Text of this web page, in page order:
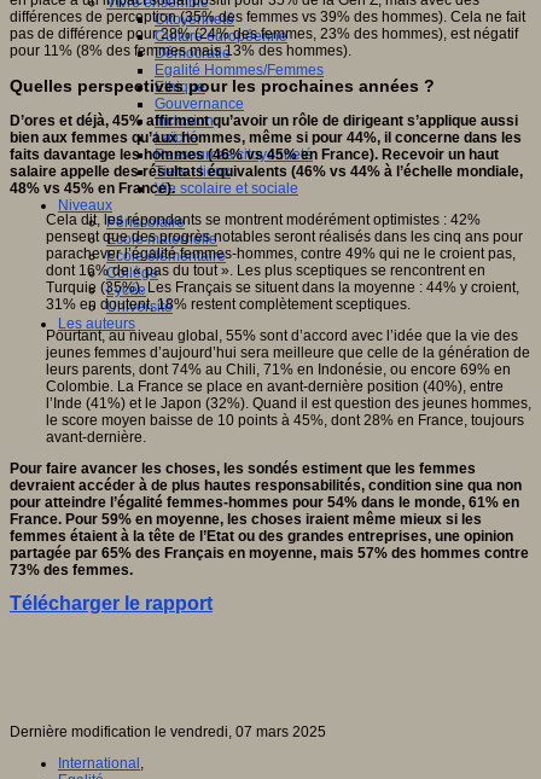
Citoyenneté
Culture européenne
Démocratie
Egalité Hommes/Femmes
Ethique
Gouvernance
Inclusion
Laïcité
Ressources citoyenneté
Tiers - lieux
Vie scolaire et sociale
Niveaux
Périscolaire
Ecole maternelle
Ecole élémentaire
Collège
Lycée
Université
Les auteurs
différences de perception (35% des femmes vs 39% des hommes). Cela ne fait
pas de différence pour 28% (24% des femmes, 23% des hommes), est négatif
pour 11% (8% des femmes mais 13% des hommes).
Quelles perspectives pour les prochaines années ?
D’ores et déjà, 45% affirment qu’avoir un rôle de dirigeant s’applique aussi
bien aux femmes qu’aux hommes, même si pour 44%, il concerne dans les
faits davantage les hommes (46% vs 45% en France). Recevoir un haut
salaire appelle des résultats équivalents (46% vs 44% à l’échelle mondiale,
48% vs 45% en France).
Cela dit, les répondants se montrent modérément optimistes : 42%
pensent que des progrès notables seront réalisés dans les cinq ans pour
parachever l’égalité femmes-hommes, contre 49% qui ne le croient pas,
dont 16% de « pas du tout ». Les plus sceptiques se rencontrent en
Turquie (35%). Les Français se situent dans la moyenne : 44% y croient,
31% en doutent, 18% restent complètement sceptiques.
Pourtant, au niveau global, 55% sont d’accord avec l’idée que la vie des
jeunes femmes d’aujourd’hui sera meilleure que celle de la génération de
leurs parents, dont 74% au Chili, 71% en Indonésie, ou encore 69% en
Colombie. La France se place en avant-dernière position (40%), entre
l’Inde (41%) et le Japon (32%). Quand il est question des jeunes hommes,
le score moyen baisse de 10 points à 45%, dont 28% en France, toujours
avant-dernière.
Pour faire avancer les choses, les sondés estiment que les femmes
devraient accéder à de plus hautes responsabilités, condition sine qua non
pour atteindre l’égalité femmes-hommes pour 54% dans le monde, 61% en
France. Pour 59% en moyenne, les choses iraient même mieux si les
femmes étaient à la tête de l’Etat ou des grandes entreprises, une opinion
partagée par 65% des Français en moyenne, mais 57% des hommes contre
73% des femmes.
Télécharger le rapport
Dernière modification le vendredi, 07 mars 2025
International ,